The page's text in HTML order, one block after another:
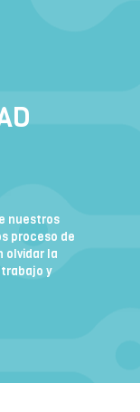
nuestros
proceso de
olvidar la
y